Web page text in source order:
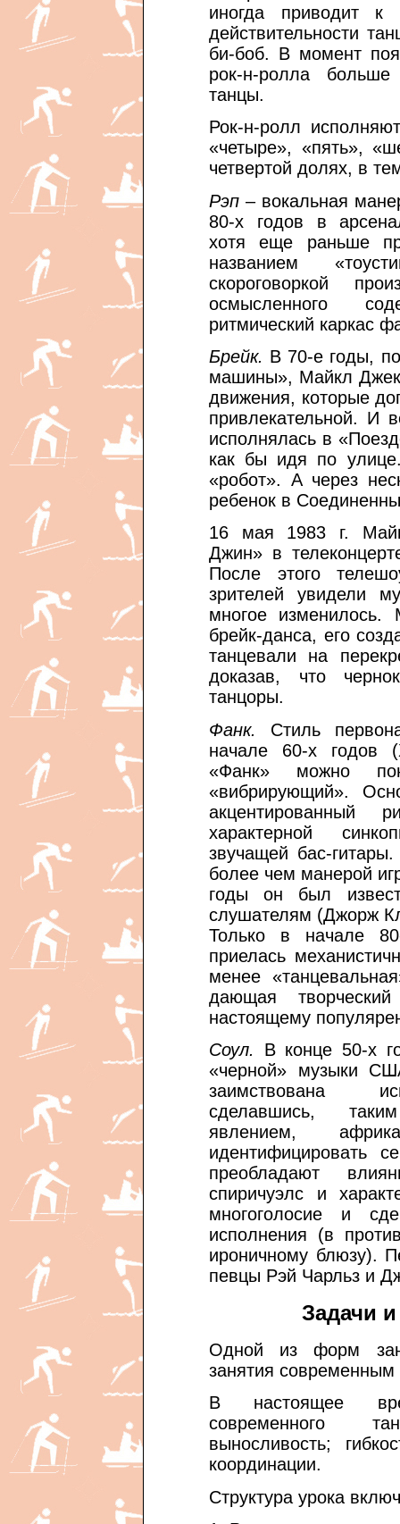
иногда приводит
действительности
би-боб. В момент
рок-н-ролла
танцы.
Рок-н-ролл
«четыре», «пять»,
четвертой долях, в
Рэп – вокальная
80-х годов в
хотя еще раньше
названием
скороговоркой
осмысленного
ритмический каркас
Брейк. В 70-е годы,
машины», Майкл
движения, которые
привлекательной. И
исполнялась в
как бы идя по
«робот». А через
ребенок в
16 мая 1983 г.
Джин» в
После этого
зрителей увидели
многое изменилось.
брейк-данса, его
танцевали на
доказав, что
танцоры.
Фанк.
Стиль
начале 60-х годов
«Фанк» можно
«вибрирующий».
акцентированный
характерной
звучащей бас-
более чем манерой
годы он был
слушателям (Джорж
Только в начале
приелась
менее
дающая
настоящему
Соул.
В конце 50-х
«черной» музыки
заимствована
сделавшись,
явлением,
идентифицировать
преобладают
спиричуэлс и
многоголосие и
исполнения (в
ироничному блюзу).
певцы Рэй Чарльз и
Задачи и
Одной из форм
занятия современным
В настоящее
современного
выносливость;
координации.
Структура урока